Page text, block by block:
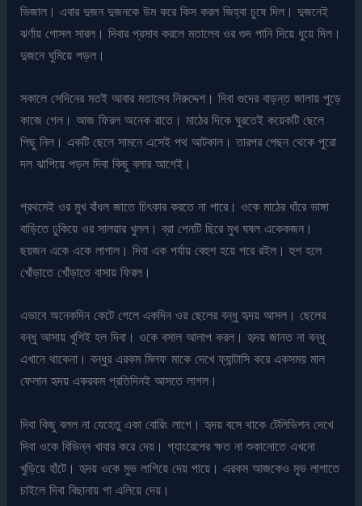
ভিজাল। এবার দুজন দুজনকে উম করে কিস করল জিহ্বা চুষে দিল। দুজনেই
ঝর্ণায় গোসল সারল। দিবার প্রসাব করলে মতালেব ওর গুদ পানি দিয়ে ধুয়ে দিল।
দুজনে ঘুমিয়ে পড়ল।
সকালে সেদিনের মতই আবার মতালেব নিরুদ্দেশ। দিবা গুদের বাড়ন্ত জালায় পুড়ে
কাজে গেল। আজ ফিরল অনেক রাতে। মাঠের দিকে ঘুরতেই কয়েকটি ছেলে
পিছু নিল। একটি ছেলে সামনে এসেই পথ আটকাল। তারপর পেছন থেকে পুরো
দল ঝাপিয়ে পড়ল দিবা কিছু বলার আগেই।
প্রথমেই ওর মুখ বাঁধল জাতে চিৎকার করতে না পারে। ওকে মাঠের ধাঁরে ভাঙ্গা
বাড়িতে ঢুকিয়ে ওর সালয়ার খুলল। ব্রা পেনটি ছিরে মুখ ঘষল একেকজন।
ছয়জন একে একে লাগাল। দিবা এক পর্যায় বেহুশ হয়ে পরে রইল। হুশ হলে
খোঁড়াতে খোঁড়াতে বাসায় ফিরল।
এভাবে অনেকদিন কেটে গেলে একদিন ওর ছেলের বন্ধু হৃদয় আসল। ছেলের
বন্ধু আসায় খুশিই হল দিবা। ওকে বসাল আলাপ করল। হৃদয় জানত না বন্ধু
এখানে থাকেনা। বন্ধুর এরকম মিলফ মাকে দেখে ফ্যান্টাসি করে একসময় মাল
ফেলান হৃদয় একরকম প্রতিদিনই আসতে লাগল।
দিবা কিছু বলল না যেহেতু একা বোরিং লাগে। হৃদয় বসে থাকে টেলিভিশন দেখে
দিবা ওকে বিভিন্ন খাবার করে দেয়। গ্যাংরেপের ক্ষত না শুকানোতে এখনো
খুড়িয়ে হাঁটে। হৃদয় ওকে মুভ লাগিয়ে দেয় পায়ে। এরকম আজকেও মুভ লাগাতে
চাইলে দিবা বিছানায় গা এলিয়ে দেয়।